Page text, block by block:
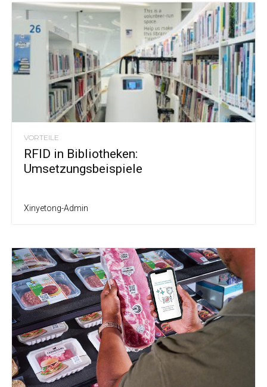
VORTEILE
RFID in Bibliotheken:
Umsetzungsbeispiele
Xinyetong-Admin